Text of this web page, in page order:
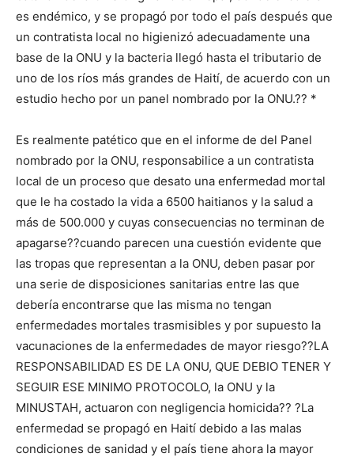
es endémico, y se propagó por todo el país después que
un contratista local no higienizó adecuadamente una
base de la ONU y la bacteria llegó hasta el tributario de
uno de los ríos más grandes de Haití, de acuerdo con un
estudio hecho por un panel nombrado por la ONU.?? *
Es realmente patético que en el informe de del Panel
nombrado por la ONU, responsabilice a un contratista
local de un proceso que desato una enfermedad mortal
que le ha costado la vida a 6500 haitianos y la salud a
más de 500.000 y cuyas consecuencias no terminan de
apagarse??cuando parecen una cuestión evidente que
las tropas que representan a la ONU, deben pasar por
una serie de disposiciones sanitarias entre las que
debería encontrarse que las misma no tengan
enfermedades mortales trasmisibles y por supuesto la
vacunaciones de la enfermedades de mayor riesgo??LA
RESPONSABILIDAD ES DE LA ONU, QUE DEBIO TENER Y
SEGUIR ESE MINIMO PROTOCOLO, la ONU y la
MINUSTAH, actuaron con negligencia homicida?? ?La
enfermedad se propagó en Haití debido a las malas
condiciones de sanidad y el país tiene ahora la mayor